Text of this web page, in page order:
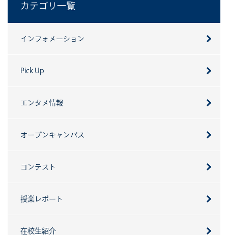
カテゴリ一覧
インフォメーション
Pick Up
エンタメ情報
オープンキャンパス
コンテスト
授業レポート
在校生紹介